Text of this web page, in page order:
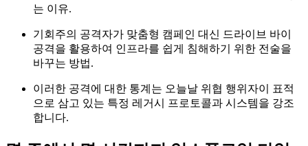
는 이유.
기회주의 공격자가 맞춤형 캠페인 대신 드라이브 바이
공격을 활용하여 인프라를 쉽게 침해하기 위한 전술을
바꾸는 방법.
이러한 공격에 대한 통계는 오늘날 위협 행위자이 표적
으로 삼고 있는 특정 레거시 프로토콜과 시스템을 강조
합니다.